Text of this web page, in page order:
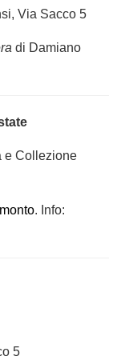
Via Sacco 5
di Damiano
e Collezione
. Info:
5